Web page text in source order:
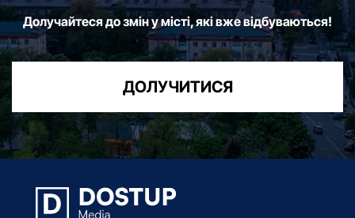
Долучайтеся до змін у місті, які вже відбуваються!
ДОЛУЧИТИСЯ